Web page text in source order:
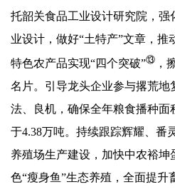
托韶关食品工业设计研究院，强
业设计，做好“土特产”文章，推
特色农产品实现“四个突破”⑬ ，
名片。引导龙头企业参与撂荒地
法、良机，确保全年粮食播种面
于4.38万吨。持续跟踪辉耀、番
养殖场生产建设，加快中农裕
色“瘦身鱼”生态养殖，全面提升